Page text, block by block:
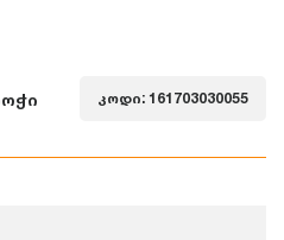
კოდი: 161703030055